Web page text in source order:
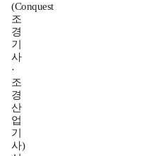
(Conquest
조
경
기
사
·
조
경
산
업
기
사)